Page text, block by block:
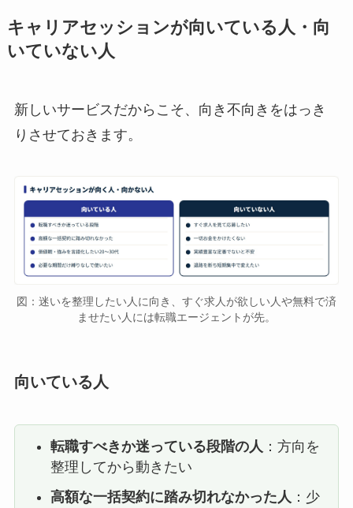
キャリアセッションが向いている人・向
いていない人
新しいサービスだからこそ、向き不向きをはっき
りさせておきます。
図：迷いを整理したい人に向き、すぐ求人が欲しい人や無料で済
ませたい人には転職エージェントが先。
向いている人
転職すべきか迷っている段階の人 ：方向を
整理してから動きたい
高額な一括契約に踏み切れなかった人 ：少